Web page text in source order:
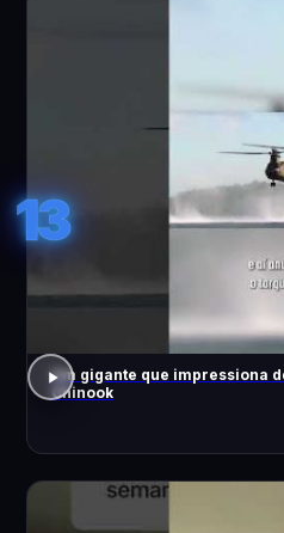
13
Um gigante que impressiona
Chinook